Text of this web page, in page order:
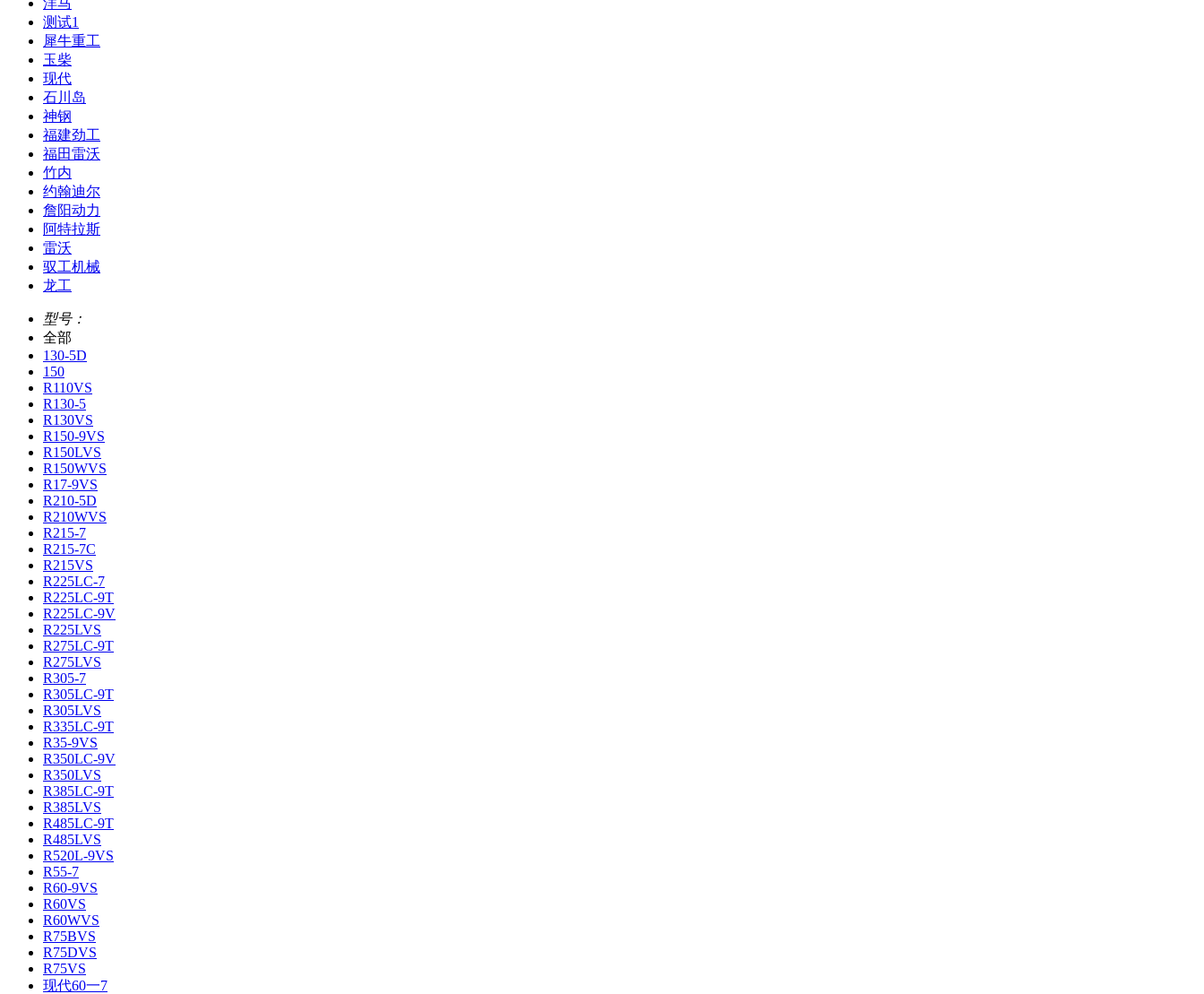
测试1
犀牛重工
玉柴
现代
石川岛
神钢
福建劲工
福田雷沃
竹内
约翰迪尔
詹阳动力
阿特拉斯
雷沃
驭工机械
龙工
型号：
全部
130-5D
150
R110VS
R130-5
R130VS
R150-9VS
R150LVS
R150WVS
R17-9VS
R210-5D
R210WVS
R215-7
R215-7C
R215VS
R225LC-7
R225LC-9T
R225LC-9V
R225LVS
R275LC-9T
R275LVS
R305-7
R305LC-9T
R305LVS
R335LC-9T
R35-9VS
R350LC-9V
R350LVS
R385LC-9T
R385LVS
R485LC-9T
R485LVS
R520L-9VS
R55-7
R60-9VS
R60VS
R60WVS
R75BVS
R75DVS
R75VS
现代60一7